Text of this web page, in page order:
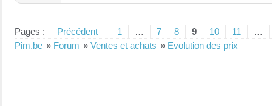
Pages : Précédent 1 … 7 8 9 10 11
…
Pim.be » Forum » Ventes et achats » Evolution des prix